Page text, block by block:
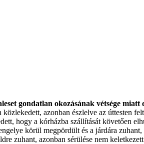
gondatlan okozásának vétsége
azonban észlelve az úttesten
hogy a kórházba szállítását követően
körül megpördült és a járdára
zuhant, azonban sérülése nem